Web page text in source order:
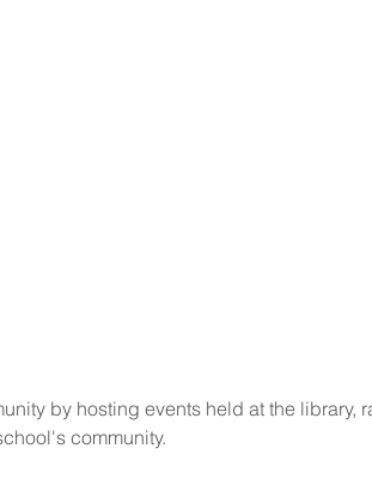
by hosting events held at the
community.